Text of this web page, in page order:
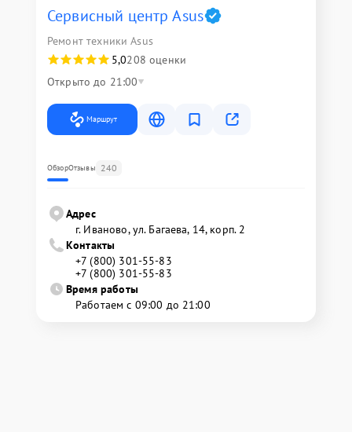
Сервисный центр Asus
Ремонт техники Asus
5,0208 оценки
Открыто до 21:00
Маршрут
ОбзорОтзывы 240
Адрес
г. Иваново, ул. Багаева, 14, корп. 2
Контакты
+7 (800) 301-55-83
+7 (800) 301-55-83
Время работы
Работаем с 09:00 до 21:00